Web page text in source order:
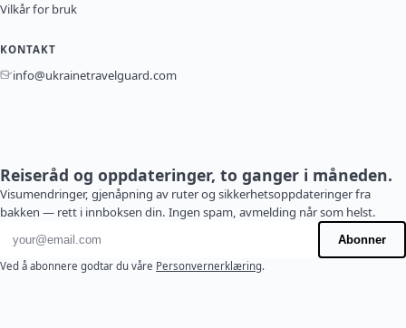
Vilkår for bruk
KONTAKT
info@ukrainetravelguard.com
Reiseråd og oppdateringer, to ganger i måneden.
Visumendringer, gjenåpning av ruter og sikkerhetsoppdateringer fra
bakken — rett i innboksen din. Ingen spam, avmelding når som helst.
E-postadresse
Abonner
Ved å abonnere godtar du våre Personvernerklæring.